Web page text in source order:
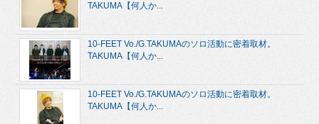
TAKUMA【何人か...
10-FEET Vo./G.TAKUMAのソロ活動に密着取材。
TAKUMA【何人か...
10-FEET Vo./G.TAKUMAのソロ活動に密着取材。
TAKUMA【何人か...